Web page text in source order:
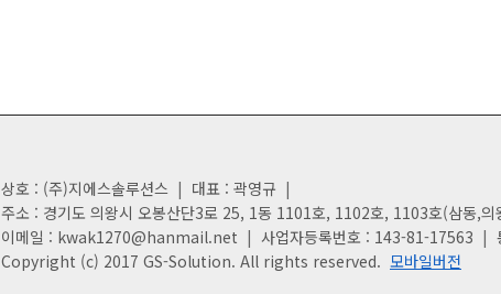
상호 : (주)지에스솔루션스 | 대표 : 곽영규 |
주소 : 경기도 의왕시 오봉산단3로 25, 1동 1101호, 1102호, 1103호(삼동,의
이메일 : kwak1270@hanmail.net | 사업자등록번호 : 143-81-17563 |
Copyright (c) 2017 GS-Solution. All rights reserved. 모바일버전